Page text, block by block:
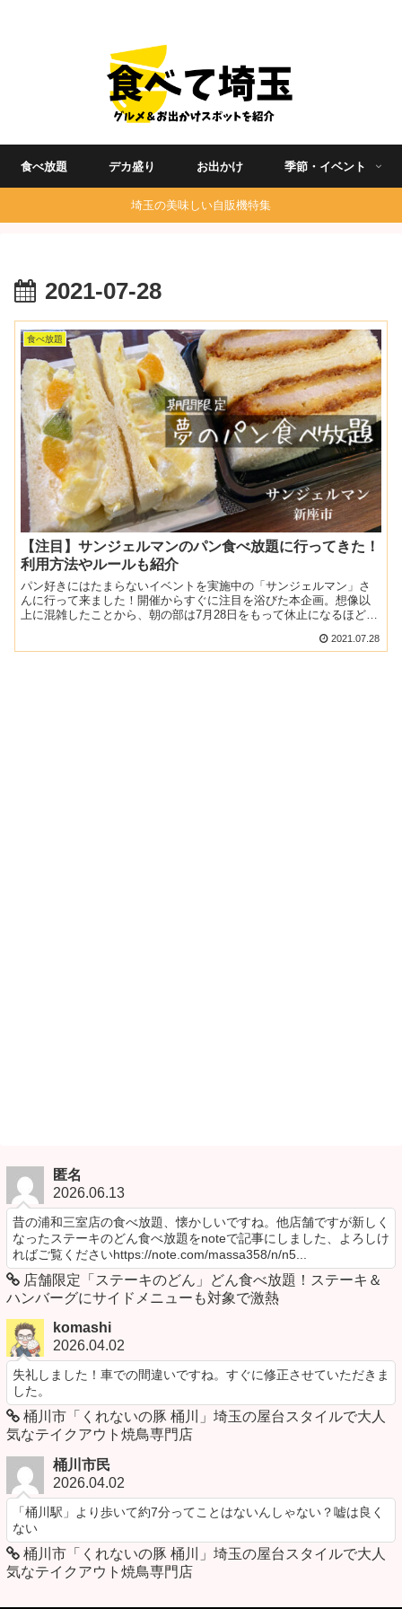
食べ放題 デカ盛り お出かけ 季節・イベント
埼玉の美味しい自販機特集
2021-07-28
食べ放題
【注目】サンジェルマンのパン食べ放題に行ってきた！
利用方法やルールも紹介
パン好きにはたまらないイベントを実施中の「サンジェルマン」さ
んに行って来ました！開催からすぐに注目を浴びた本企画。想像以
上に混雑したことから、朝の部は7月28日をもって休止になるほど大
2021.07.28
匿名
2026.06.13
昔の浦和三室店の食べ放題、懐かしいですね。他店舗ですが新しく
なったステーキのどん食べ放題をnoteで記事にしました、よろしけ
ればご覧くださいhttps://note.com/massa358/n/n5...
店舗限定「ステーキのどん」どん食べ放題！ステーキ＆
ハンバーグにサイドメニューも対象で激熱
komashi
2026.04.02
失礼しました！車での間違いですね。すぐに修正させていただきま
した。
桶川市「くれないの豚 桶川」埼玉の屋台スタイルで大人
気なテイクアウト焼鳥専門店
桶川市民
2026.04.02
「桶川駅」より歩いて約7分ってことはないんしゃない？嘘は良く
ない
桶川市「くれないの豚 桶川」埼玉の屋台スタイルで大人
気なテイクアウト焼鳥専門店